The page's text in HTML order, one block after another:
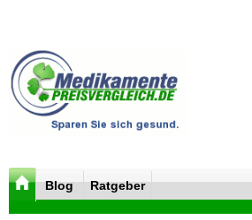
Blog Ratgeber